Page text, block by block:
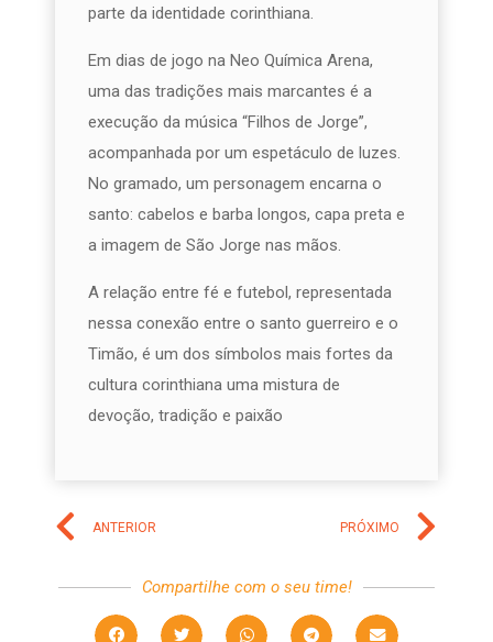
parte da identidade corinthiana.
Em dias de jogo na Neo Química Arena,
uma das tradições mais marcantes é a
execução da música “Filhos de Jorge”,
acompanhada por um espetáculo de luzes.
No gramado, um personagem encarna o
santo: cabelos e barba longos, capa preta e
a imagem de São Jorge nas mãos.
A relação entre fé e futebol, representada
nessa conexão entre o santo guerreiro e o
Timão, é um dos símbolos mais fortes da
cultura corinthiana uma mistura de
devoção, tradição e paixão
ANTERIOR PRÓXIMO
Compartilhe com o seu time!